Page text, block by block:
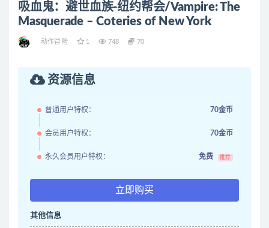
吸血鬼：避世血族-纽约帮会/Vampire: The
Masquerade – Coteries of New York
动作冒险 1 748 70
资源信息
普通用户特权： 70金币
会员用户特权： 70金币
永久会员用户特权： 免费 推荐
立即购买
其他信息